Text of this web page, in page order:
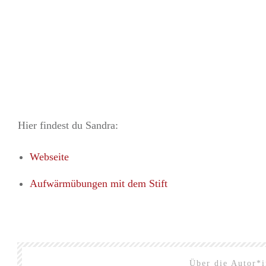
Hier findest du Sandra:
Webseite
Aufwärmübungen mit dem Stift
Über die